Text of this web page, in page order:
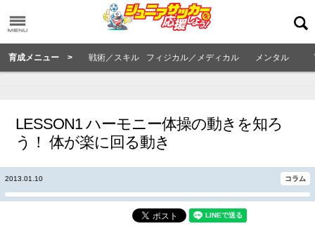
育成メニュー > 戦術／スキル フィジカル／メディカル メンタル
LESSON1 ハーモニー体操の動きを知ろ
う！ 体が楽に回る動き
2013.01.10 コラム